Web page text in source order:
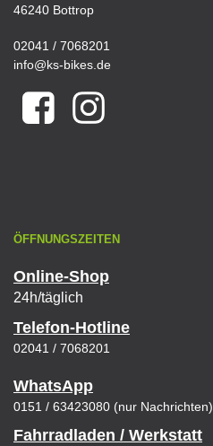
46240 Bottrop
02041 / 7068201
info@ks-bikes.de
ÖFFNUNGSZEITEN
Online-Shop
24h/täglich
Telefon-Hotline
02041 / 7068201
WhatsApp
0151 / 63423080 (nur Nachrichten)
Fahrradladen / Werkstatt